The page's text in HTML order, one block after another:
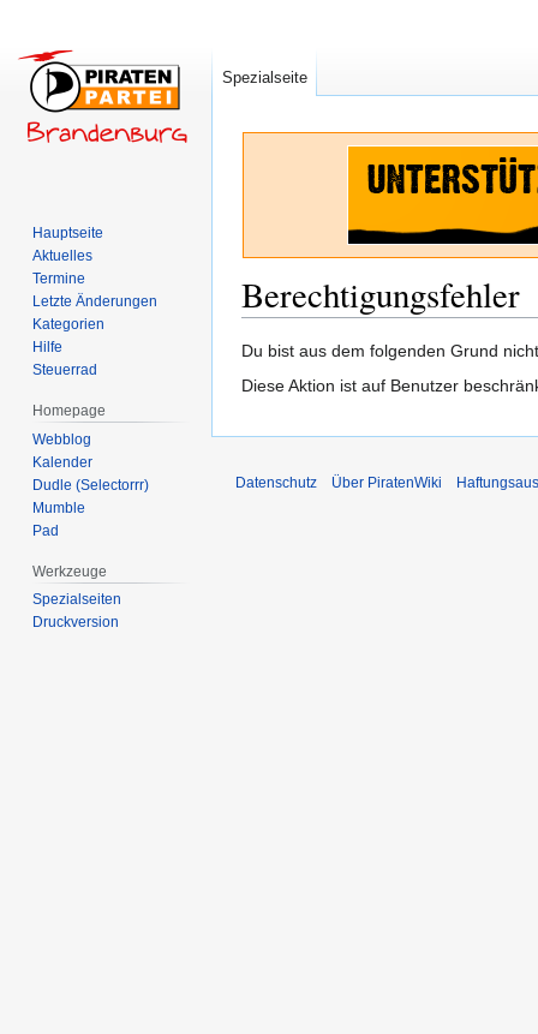
Berechtigungsfehler
Zur
Navigation
Zur
Suche
Du bist aus dem folgenden Grund
Diese Aktion ist auf Benutzer
Spezialseite
Hauptseite
Aktuelles
Termine
Letzte Änderungen
Kategorien
Hilfe
Steuerrad
Homepage
Webblog
Kalender
Dudle (Selectorrr)
Mumble
Pad
Werkzeuge
Spezialseiten
Druckversion
Datenschutz Über PiratenWiki